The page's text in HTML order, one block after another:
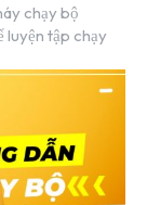
chạy bộ